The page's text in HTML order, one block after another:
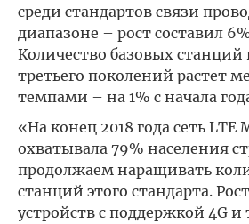
среди стандартов связи
диапазоне – рост составил
Количество базовых станций
третьего поколений растет
темпами – на 1% с начала
«На конец 2018 года сеть LTE
охватывала 79% населения
продолжаем наращивать
станций этого стандарта.
устройств с поддержкой 4G и